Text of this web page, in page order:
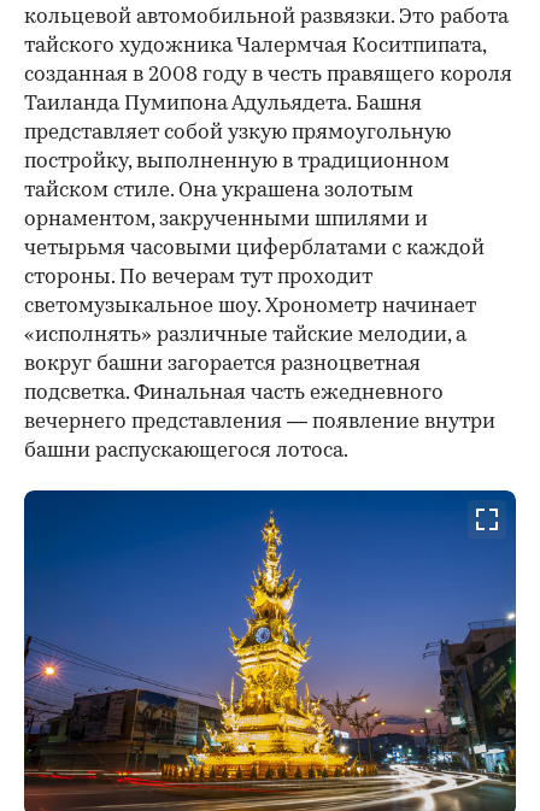
кольцевой автомобильной развязки. Это работа
тайского художника Чалермчая Коситпипата,
созданная в 2008 году в честь правящего короля
Таиланда Пумипона Адульядета. Башня
представляет собой узкую прямоугольную
постройку, выполненную в традиционном
тайском стиле. Она украшена золотым
орнаментом, закрученными шпилями и
четырьмя часовыми циферблатами с каждой
стороны. По вечерам тут проходит
светомузыкальное шоу. Хронометр начинает
«исполнять» различные тайские мелодии, а
вокруг башни загорается разноцветная
подсветка. Финальная часть ежедневного
вечернего представления — появление внутри
башни распускающегося лотоса.